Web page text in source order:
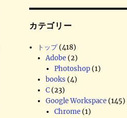
':'フグ田タラオ','ペット':'タマ'}
カテゴリー
トップ(418)
Adobe(2)
Photoshop(1)
books (4)
C(23)
Google Workspace(145)
Chrome(1)